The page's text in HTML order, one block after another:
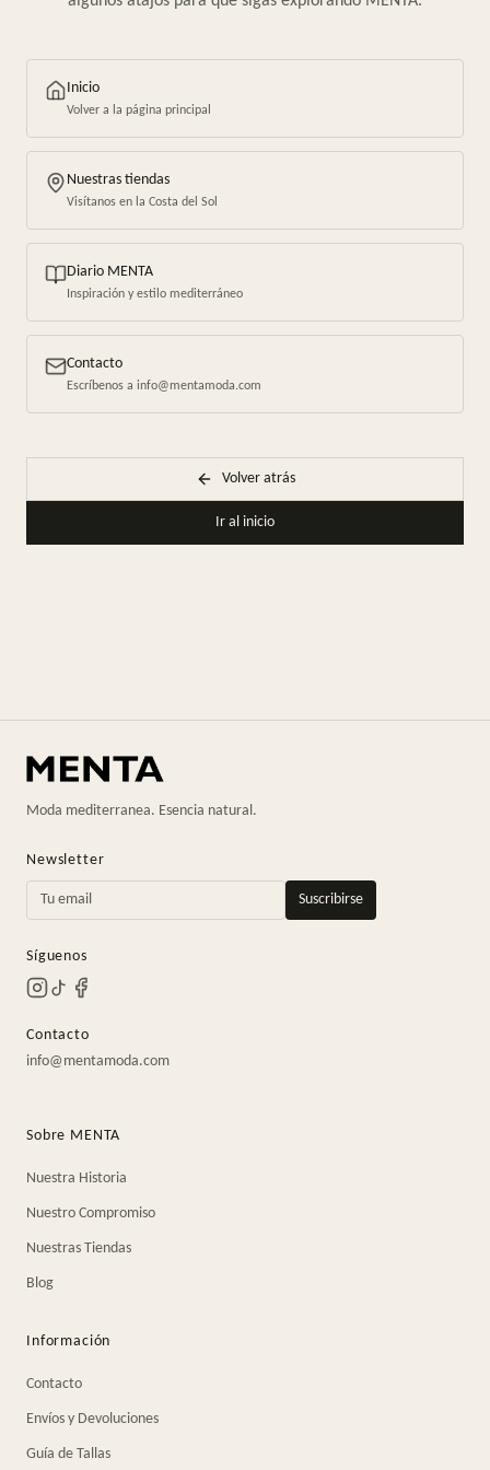
Inicio
Volver a la página principal
Nuestras tiendas
Visítanos en la Costa del Sol
Diario MENTA
Inspiración y estilo mediterráneo
Contacto
Escríbenos a info@mentamoda.com
Volver atrás
Ir al inicio
Moda mediterranea. Esencia natural.
Newsletter
Suscribirse
Síguenos
Contacto
info@mentamoda.com
Sobre MENTA
Nuestra Historia
Nuestro Compromiso
Nuestras Tiendas
Blog
Información
Contacto
Envíos y Devoluciones
Guía de Tallas